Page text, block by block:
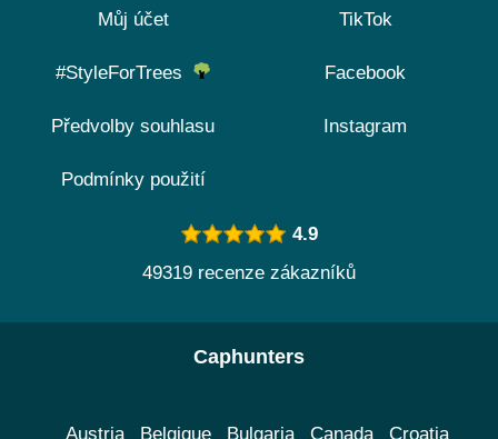
Můj účet
#StyleForTrees
Předvolby souhlasu
Podmínky použití
TikTok
Facebook
Instagram
4.9
49319 recenze zákazníků
Caphunters
Austria Belgique Bulgaria Canada Croatia